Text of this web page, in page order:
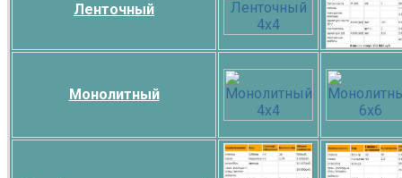
Ленточный
Монолитный